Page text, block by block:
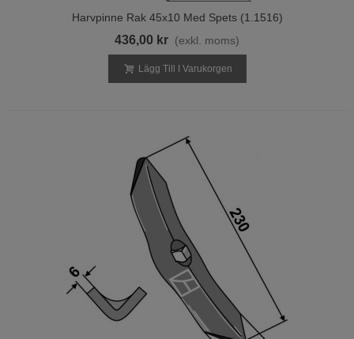
Harvpinne Rak 45x10 Med Spets (1.1516)
436,00 kr (exkl. moms)
Lägg Till I Varukorgen